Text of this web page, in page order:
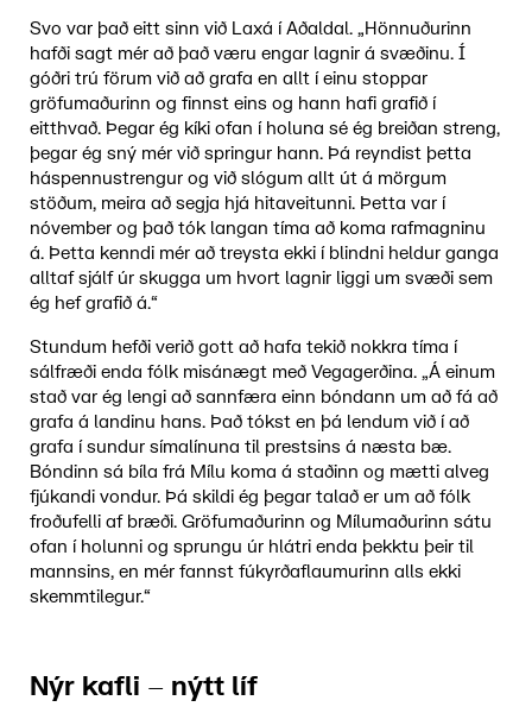
Svo var það eitt sinn við Laxá í Aðaldal. „Hönnuðurinn
hafði sagt mér að það væru engar lagnir á svæðinu. Í
góðri trú förum við að grafa en allt í einu stoppar
gröfumaðurinn og finnst eins og hann hafi grafið í
eitthvað. Þegar ég kíki ofan í holuna sé ég breiðan streng,
þegar ég sný mér við springur hann. Þá reyndist þetta
háspennustrengur og við slógum allt út á mörgum
stöðum, meira að segja hjá hitaveitunni. Þetta var í
nóvember og það tók langan tíma að koma rafmagninu
á. Þetta kenndi mér að treysta ekki í blindni heldur ganga
alltaf sjálf úr skugga um hvort lagnir liggi um svæði sem
ég hef grafið á.“
Stundum hefði verið gott að hafa tekið nokkra tíma í
sálfræði enda fólk misánægt með Vegagerðina. „Á einum
stað var ég lengi að sannfæra einn bóndann um að fá að
grafa á landinu hans. Það tókst en þá lendum við í að
grafa í sundur símalínuna til prestsins á næsta bæ.
Bóndinn sá bíla frá Mílu koma á staðinn og mætti alveg
fjúkandi vondur. Þá skildi ég þegar talað er um að fólk
froðufelli af bræði. Gröfumaðurinn og Mílumaðurinn sátu
ofan í holunni og sprungu úr hlátri enda þekktu þeir til
mannsins, en mér fannst fúkyrðaflaumurinn alls ekki
skemmtilegur.“
Nýr kafli – nýtt líf